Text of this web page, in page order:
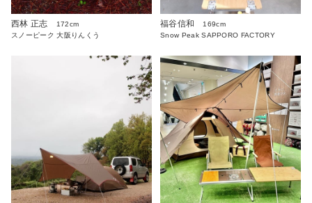
西林 正志
172cm
スノーピーク 大阪りんくう
福谷信和
169cm
Snow Peak SAPPORO FACTORY